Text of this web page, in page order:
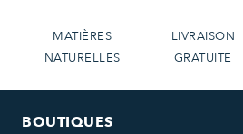
MATIÈRES
NATURELLES
LIVRAISON
GRATUITE
BOUTIQUES